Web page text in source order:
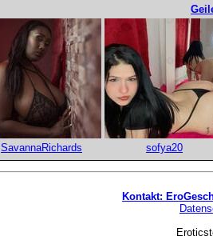
SavannaRichards sofya20
Kontakt: